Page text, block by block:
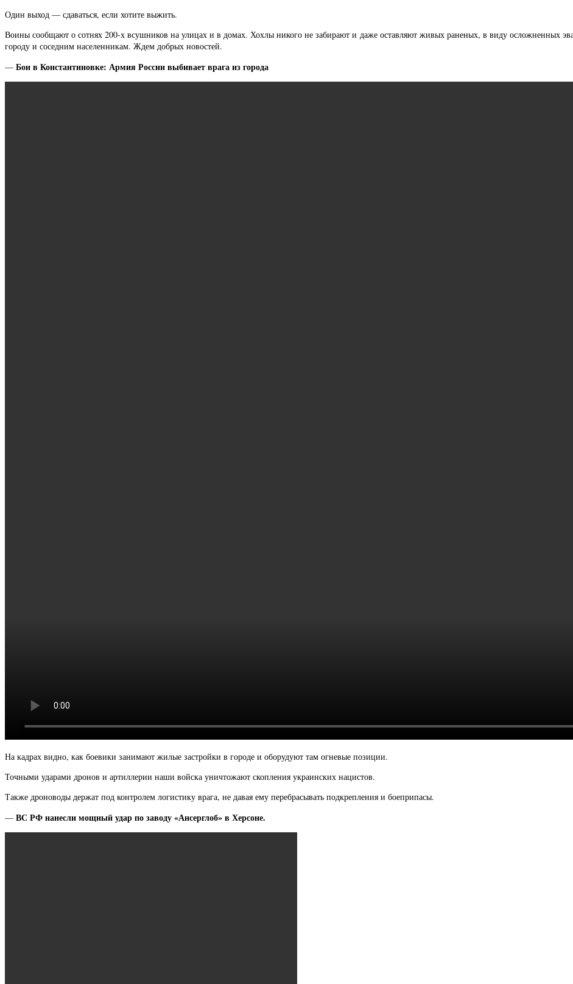
Один выход — сдаваться, если хотите выжить.
Воины сообщают о сотнях 200-х всушников на улицах и в домах. Хохлы никого не забирают и даже оставляют живых раненых, в виду осложненных
городу и соседним населенникам. Ждем добрых новостей.
— Бои в Константиновке: Армия России выбивает врага из города
На кадрах видно, как боевики занимают жилые застройки в городе и оборудуют там огневые позиции.
Точными ударами дронов и артиллерии наши войска уничтожают скопления украинских нацистов.
Также дроноводы держат под контролем логистику врага, не давая ему перебрасывать подкрепления и боеприпасы.
— ВС РФ нанесли мощный удар по заводу «Ансерглоб» в Херсоне.